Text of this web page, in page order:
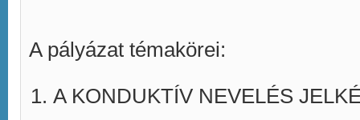
A pályázat témakörei:
A KONDUKTÍV NEVELÉS